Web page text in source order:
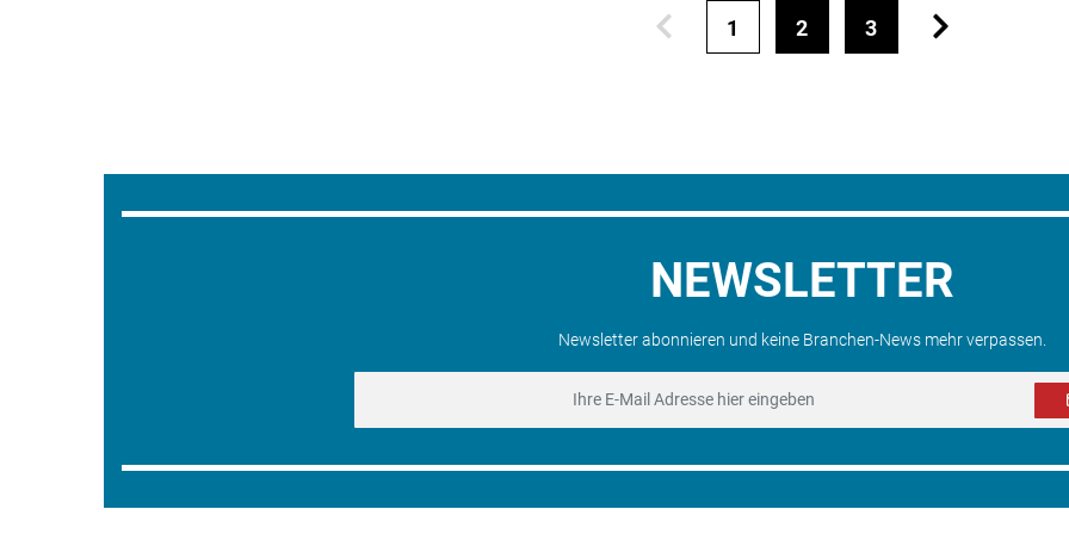
1 2 3
NEWSLETTER
Newsletter abonnieren und keine Branchen-News mehr verpassen.